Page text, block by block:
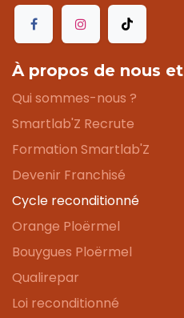
À propos de nous
Qui sommes-nous ?
Smartlab'Z Recrute
Formation Smartlab'Z
Devenir Franchisé
Cycle reconditionné
Orange Ploërmel
Bouygues Ploërmel
Qualirepar
Loi reconditionné